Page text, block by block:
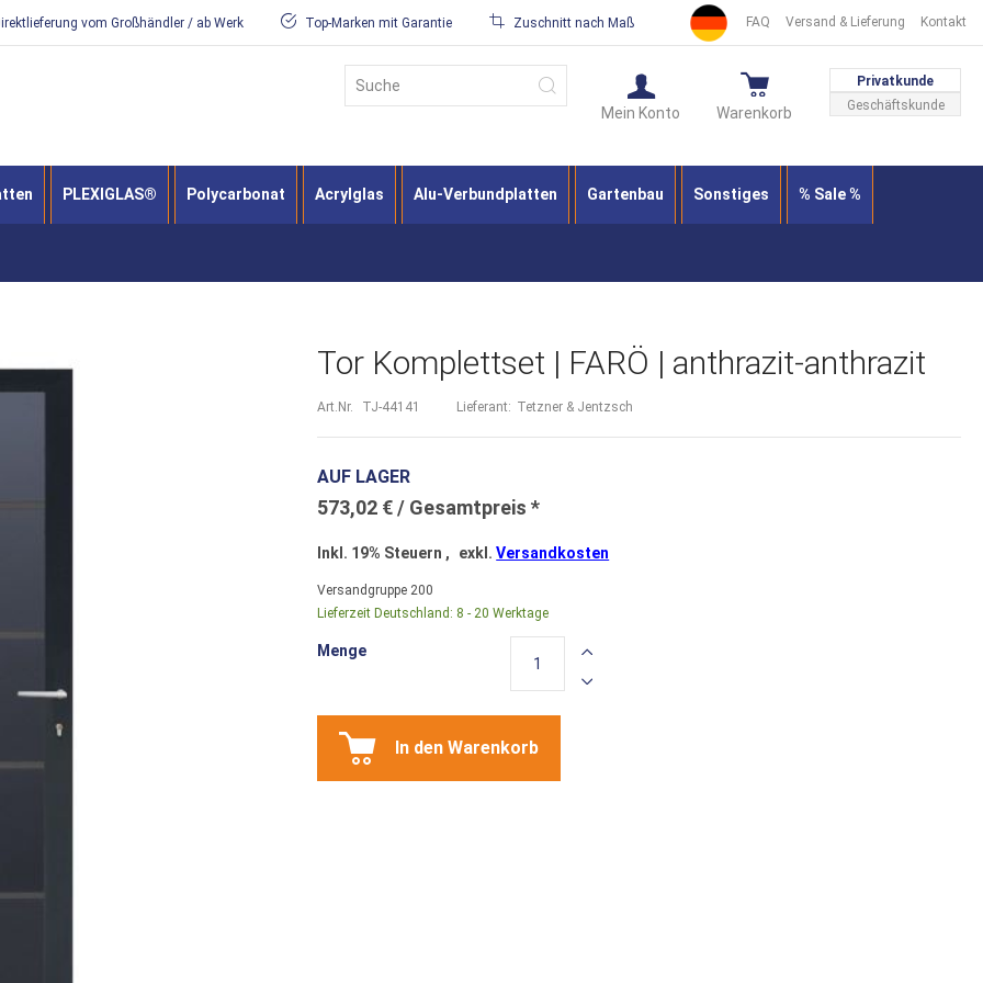
FAQ Versand & Lieferung Kontakt
vom Großhändler / ab Werk Top-Marken mit Garantie Zuschnitt nach Maß
Privatkunde
Geschäftskunde
Warenkorb
Mein Konto
Suche
PLEXIGLAS® Polycarbonat Acrylglas Alu-Verbundplatten Gartenbau Sonstiges % Sale %
Tor Komplettset | FARÖ | anthrazit-anthrazit
Art.Nr. TJ-44141 Lieferant: Tetzner & Jentzsch
AUF LAGER
573,02 €
Inkl. 19% Steuern , exkl.Versandkosten
Versandgruppe 200
Lieferzeit Deutschland: 8 - 20 Werktage
Menge
In den Warenkorb